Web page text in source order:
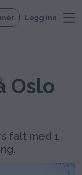
Logg inn
Oslo
falt med 1